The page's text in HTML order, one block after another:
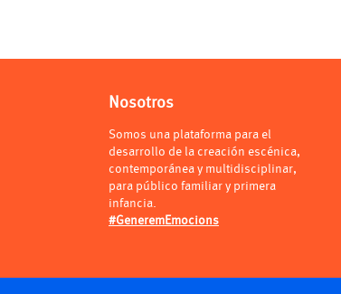
Nosotros
Somos una plataforma para el
desarrollo de la creación escénica,
contemporánea y multidisciplinar,
para público familiar y primera
infancia.
#GeneremEmocions